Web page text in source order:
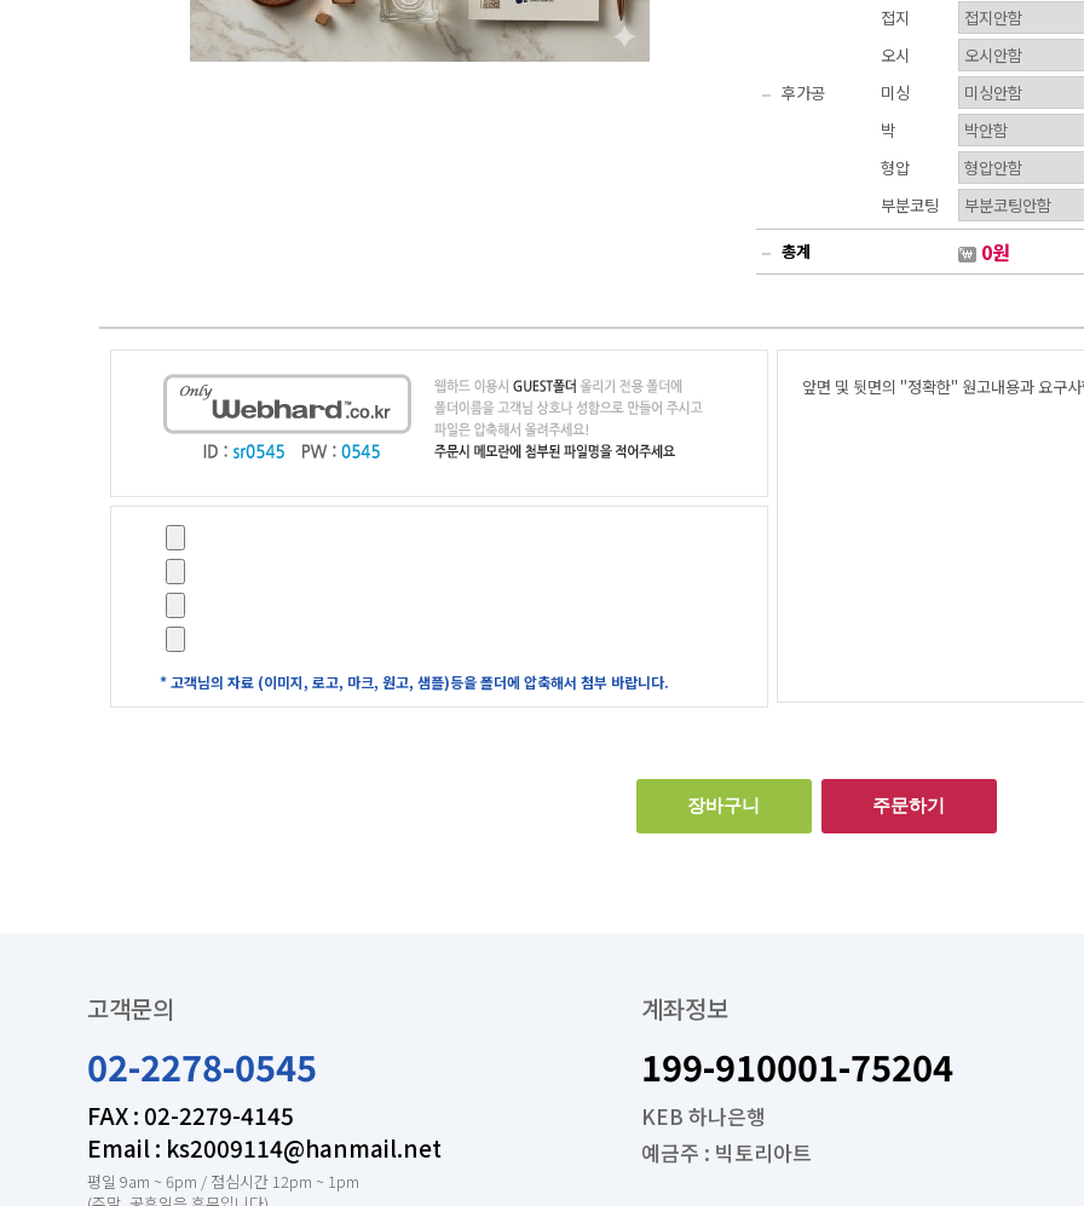
후가공
접지
오시
미싱
박
형압
부분코팅
총계
0원
* 고객님의 자료 (이미지, 로고, 마크, 원고, 샘플)등을 폴더에 압축해서 첨부 바랍니다.
장바구니 주문하기
고객문의
02-2278-0545
FAX : 02-2279-4145
Email : ks2009114@hanmail.net
평일 9am ~ 6pm / 점심시간 12pm ~ 1pm
계좌정보
199-910001-75204
KEB 하나은행
예금주 : 빅토리아트